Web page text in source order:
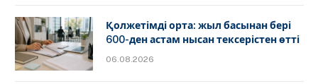
Қолжетімді орта: жыл басынан бері
600-ден астам нысан тексерістен өтті
06.08.2026